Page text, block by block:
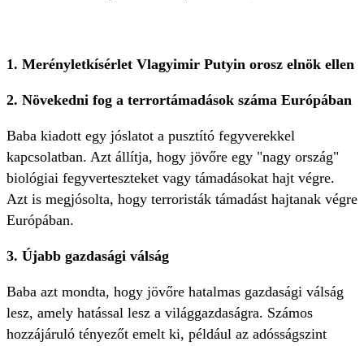
1. Merényletkísérlet Vlagyimir Putyin orosz elnök ellen
2. Növekedni fog a terrortámadások száma Európában
Baba kiadott egy jóslatot a pusztító fegyverekkel
kapcsolatban. Azt állítja, hogy jövőre egy "nagy ország"
biológiai fegyverteszteket vagy támadásokat hajt végre.
Azt is megjósolta, hogy terroristák támadást hajtanak végre
Európában.
3. Újabb gazdasági válság
Baba azt mondta, hogy jövőre hatalmas gazdasági válság
lesz, amely hatással lesz a világgazdaságra. Számos
hozzájáruló tényezőt emelt ki, például az adósságszint